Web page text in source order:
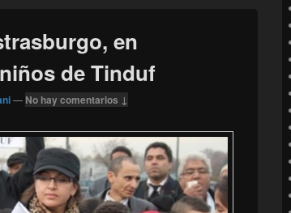
en
de Tinduf
— No hay comentarios ↓